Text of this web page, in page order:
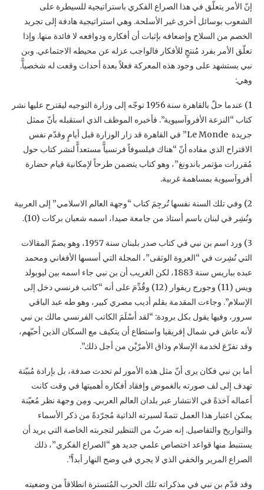
إنّ الأمر يتعلّق في هذا الصراع الفكري باستراتيجية للسيطرة على
الشعوب بوسائل أخرى غير ‏الأسلحة. وهي استراتيجية هادفة إلى تجريد
الخصم من السلاح وإضعافه بإثبات أن أفكاره ودوافعه لا ‏فائدة منها. وإذا
تعلّق الأمر بفرد مُنتجٍ للأفكار فالواجب عزله عن محيطه الاجتماعي. وبن
نبي يستشهد ‏على وجود هذه المعركة فعلاً بعدة أحداث وقعت له شخصياًّ.
وهي:‏
‏1) عندما حلّ بالقاهرة سنة 1956 توجّه إلى وزارة التوجيه ليقترح عليها نشر
كتاب “النزعة ‏الأفروآسيوية”. فأخبره الموظف الذي استقبله بأنّ ممثل
جريدة ‏Le Monde ‎‏” في القاهرة قد زار ‏الوزارة قبل أيامٍ وقدّم نفس
الاقتراح الذي مفاده أنّ “هناك فيلسوفاً فرنسياًّ مستعداًّ لنشر كتاب حول
‏مُقررات مؤتمر باندونغ”، وهو كتاب يتضمن طرحاً لإمكانية قيام حضارة
أفروآسيوية بمساهمة غربية.‏
‏2) وفي تلك السنة نفسها تُرجِمَ كتاب “وجهة العالم الاسلامي” إلى العربية
ونُشِر في لبنان باسم أستاذ من ‏جامعة صيدا، اسمه شعبان بركات (10).‏
‏3) ورد اسم بن نبي في كتاب صدر بلبنان سنة 1957، وهو يضمّ المقالات
التي نُشِرت في “العروة ‏الوثقى”، المجلة التي أسسها الأفغاني ومحمد
عبده بباريس سنة 1883، لكن الغريب أن بن نبي جاء ‏اسمه بين ليوبولد
ويس (11) وجورج ريفوار (12) وقُدِّمَ على أنه “كاتب فرنسي دخل إلى
الإسلام”. ‏وجاءت المقدمة بقلم أديب مصري كبير، وهو طه عبد الباقي
سرور، وفيها يقول بكل برودة: “لقد أسْلَمَ ‏الكاتب الفرنسي مالك بن نبي
لأنه عاش في شمال إفريقيا واستطاع أن يتكيف مع السكان الذين أحبّهم،
‏وقد تفرّغ لخدمة الإسلام وذاق الأمرّيْن من أجل ذلك”. ‏
أما بن نبي فكان يرى أنّ مثل هذه الأمور لم تحدث صدفة، بل بإرادة مُبيّتة
تهدف إلى لف صورته ‏بالغموض وإفقاد أفكاره أهميتها في وقت كانت
أعماله آخذةً في الانتشار عبر بلدان العالم العربي. ومِن ‏وجهة نظر مُعيّنة
يمكن اعتبار هذا العمل تتمةً لسيرته الذاتية مُجرّدةً من ذكر الأسماء
والتواريخ ‏والتفاصيل. إنه ضربٌ من التنظير لتجربته الخاصة التي يريد أن
يستنبط منها قواعد اختصاص علمي ‏جديد هو “الصراع الفكري”، ذلك
الصراع المرير والخفي الذي لا يجري في وضح النهار أبداً”.‏
وقد قدّم بن نبي في مذكراته تلك الحرب المُتسترة انطلاقاً من وضعيته